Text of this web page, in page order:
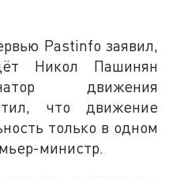
Pastinfo заявил,
Никол Пашинян
движения
что движение
только в одном
министр.